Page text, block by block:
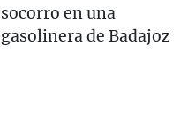
socorro en una
gasolinera de Badajoz